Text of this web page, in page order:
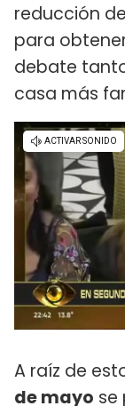
reducción
para
debate
casa más
A raíz de
de mayo se